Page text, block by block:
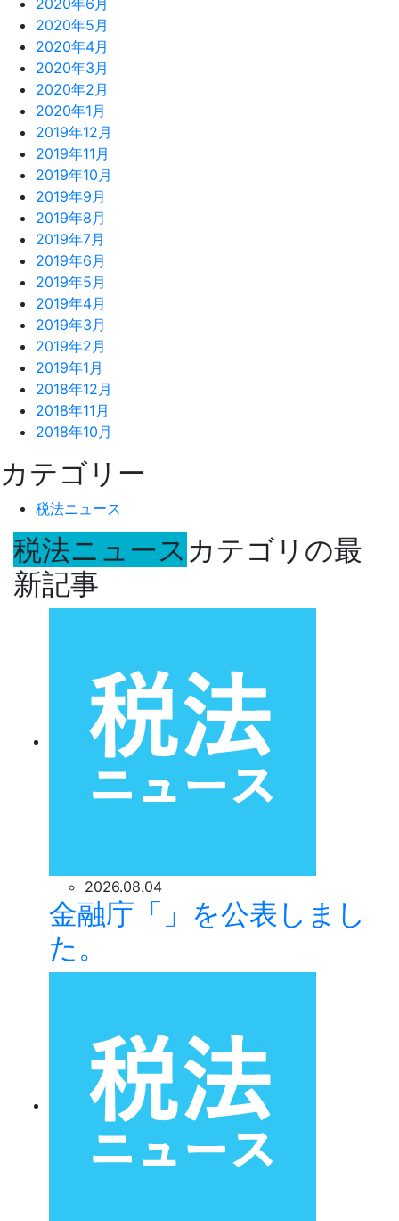
2020年6月
2020年5月
2020年4月
2020年3月
2020年2月
2020年1月
2019年12月
2019年11月
2019年10月
2019年9月
2019年8月
2019年7月
2019年6月
2019年5月
2019年4月
2019年3月
2019年2月
2019年1月
2018年12月
2018年11月
2018年10月
カテゴリー
税法ニュース
税法ニュース カテゴリの最
新記事
2026.08.04
金融庁「」を公表しまし
た。